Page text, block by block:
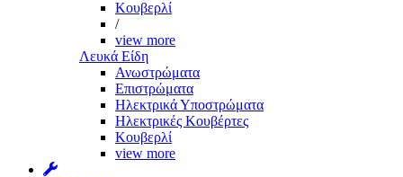
Κουβερλί
/
view more
Λευκά Είδη
Ανωστρώματα
Επιστρώματα
Ηλεκτρικά Υποστρώματα
Ηλεκτρικές Κουβέρτες
Κουβερλί
view more